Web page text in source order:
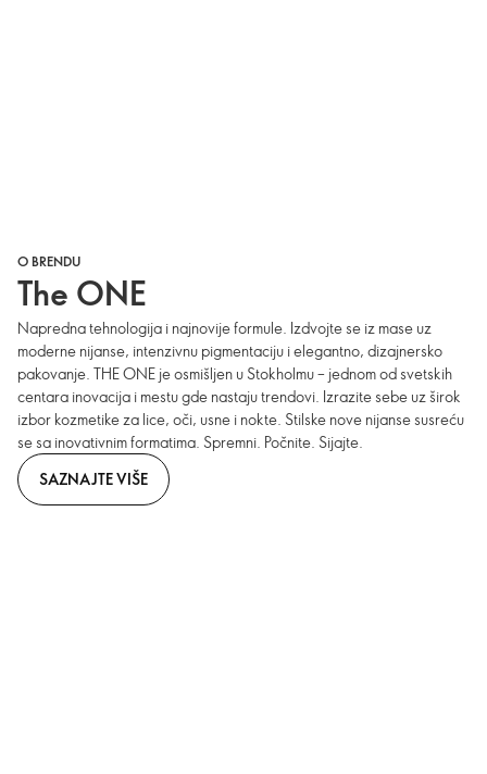
O BRENDU
The ONE
Napredna tehnologija i najnovije formule. Izdvojte se iz mase uz
moderne nijanse, intenzivnu pigmentaciju i elegantno, dizajnersko
pakovanje. THE ONE je osmišljen u Stokholmu – jednom od svetskih
centara inovacija i mestu gde nastaju trendovi. Izrazite sebe uz širok
izbor kozmetike za lice, oči, usne i nokte. Stilske nove nijanse susreću
se sa inovativnim formatima. Spremni. Počnite. Sijajte.
SAZNAJTE VIŠE